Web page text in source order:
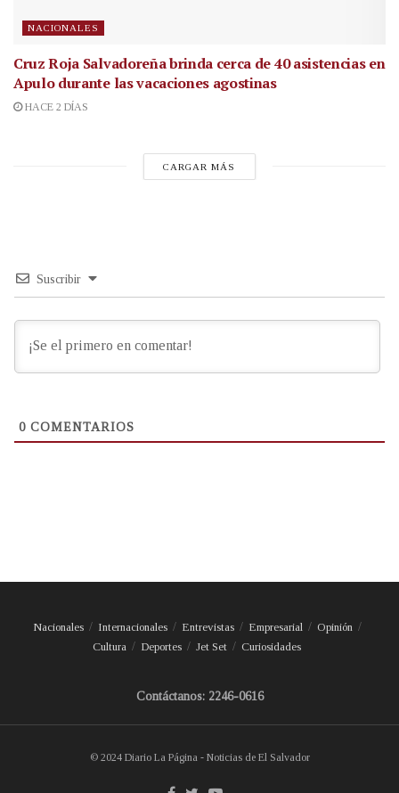
NACIONALES
Cruz Roja Salvadoreña brinda cerca de 40 asistencias en
Apulo durante las vacaciones agostinas
HACE 2 DÍAS
CARGAR MÁS
Suscribir
0 COMENTARIOS
Nacionales Internacionales Entrevistas Empresarial
Opinión
Cultura
Deportes Jet Set Curiosidades
Contáctanos: 2246-0616
© 2024 Diario La Página - Noticias de El Salvador